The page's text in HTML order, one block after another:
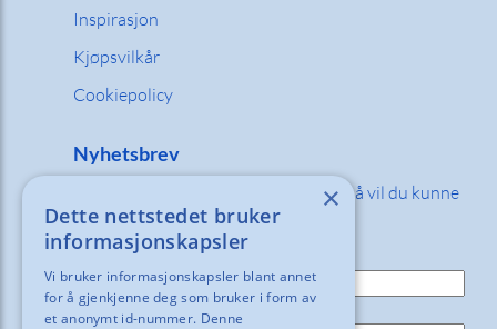
Inspirasjon
Kjøpsvilkår
Cookiepolicy
Nyhetsbrev
Fyll inn din e-post adresse nedenfor så vil du kunne
motta våre nyheter og tilbud!
Navn:
×
Dette nettstedet bruker
informasjonskapsler
Vi bruker informasjonskapsler blant annet
for å gjenkjenne deg som bruker i form av
et anonymt id-nummer. Denne